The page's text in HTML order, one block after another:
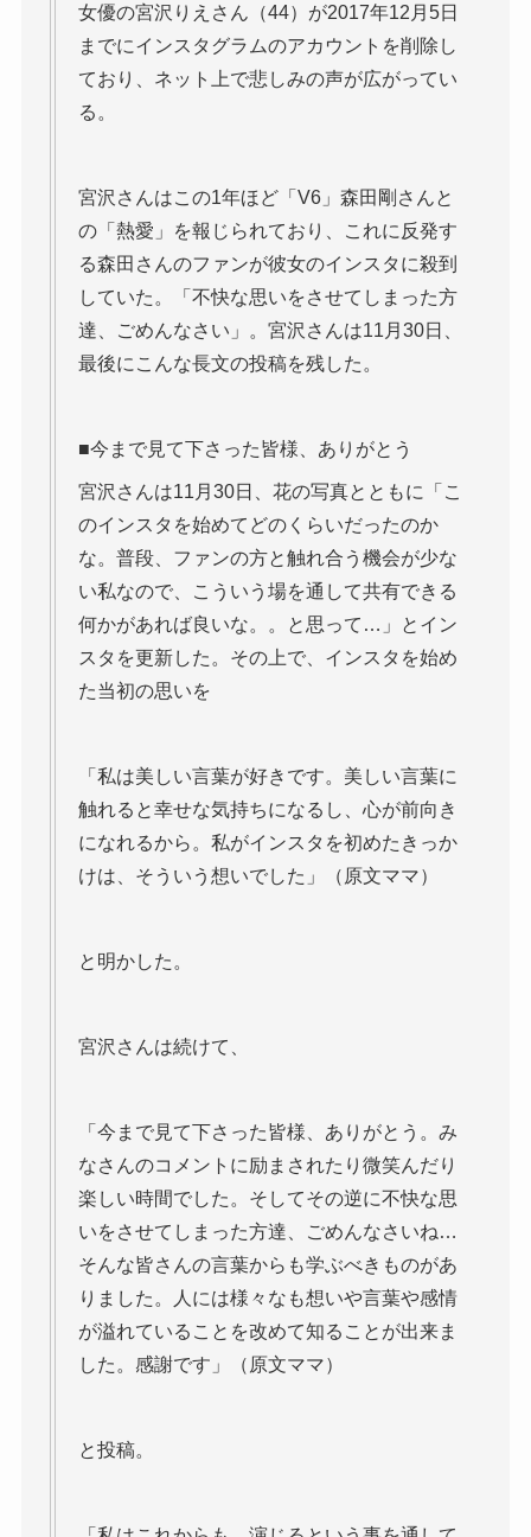
女優の宮沢りえさん（44）が2017年12月5日
までにインスタグラムのアカウントを削除し
ており、ネット上で悲しみの声が広がってい
る。
宮沢さんはこの1年ほど「V6」森田剛さんと
の「熱愛」を報じられており、これに反発す
る森田さんのファンが彼女のインスタに殺到
していた。「不快な思いをさせてしまった方
達、ごめんなさい」。宮沢さんは11月30日、
最後にこんな長文の投稿を残した。
■今まで見て下さった皆様、ありがとう
宮沢さんは11月30日、花の写真とともに「こ
のインスタを始めてどのくらいだったのか
な。普段、ファンの方と触れ合う機会が少な
い私なので、こういう場を通して共有できる
何かがあれば良いな。。と思って…」とイン
スタを更新した。その上で、インスタを始め
た当初の思いを
「私は美しい言葉が好きです。美しい言葉に
触れると幸せな気持ちになるし、心が前向き
になれるから。私がインスタを初めたきっか
けは、そういう想いでした」（原文ママ）
と明かした。
宮沢さんは続けて、
「今まで見て下さった皆様、ありがとう。み
なさんのコメントに励まされたり微笑んだり
楽しい時間でした。そしてその逆に不快な思
いをさせてしまった方達、ごめんなさいね…
そんな皆さんの言葉からも学ぶべきものがあ
りました。人には様々なも想いや言葉や感情
が溢れていることを改めて知ることが出来ま
した。感謝です」（原文ママ）
と投稿。